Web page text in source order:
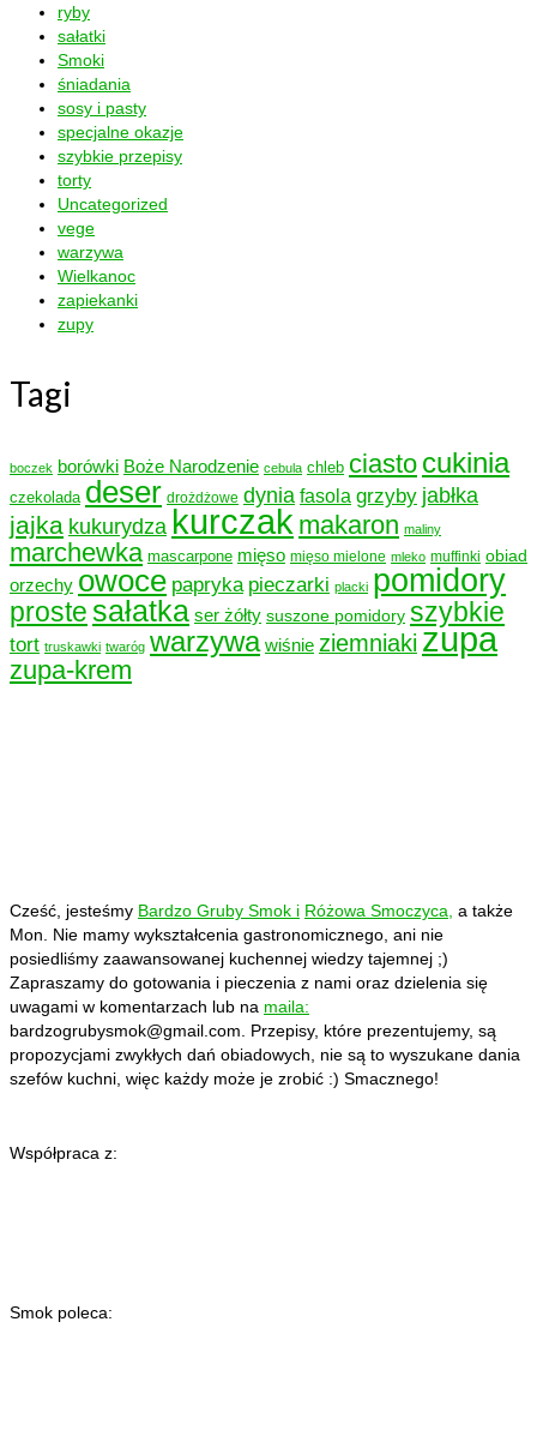
ryby
sałatki
Smoki
śniadania
sosy i pasty
specjalne okazje
szybkie przepisy
torty
Uncategorized
vege
warzywa
Wielkanoc
zapiekanki
zupy
Tagi
boczek borówki Boże Narodzenie cebula chleb ciasto cukinia
czekolada deser drożdżowe dynia fasola grzyby jabłka
jajka kukurydza kurczak makaron maliny
marchewka mascarpone mięso mięso mielone mleko muffinki obiad
orzechy owoce papryka pieczarki placki pomidory
proste sałatka ser żółty suszone pomidory szybkie
tort truskawki twaróg warzywa wiśnie ziemniakizupa
zupa-krem
Cześć, jesteśmy Bardzo Gruby Smok i Różowa Smoczyca, a także
Mon. Nie mamy wykształcenia gastronomicznego, ani nie
posiedliśmy zaawansowanej kuchennej wiedzy tajemnej ;)
Zapraszamy do gotowania i pieczenia z nami oraz dzielenia się
uwagami w komentarzach lub na maila:
bardzogrubysmok@gmail.com . Przepisy, które prezentujemy, są
propozycjami zwykłych dań obiadowych, nie są to wyszukane dania
szefów kuchni, więc każdy może je zrobić :) Smacznego!
Współpraca z:
Smok poleca: